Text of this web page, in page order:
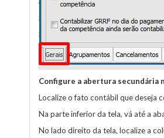
Configure a abertura secundária
Localize o fato contábil que deseja
Na parte inferior da tela, vá até a
No lado direito da tela, localize a